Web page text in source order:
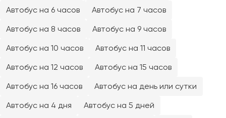
Автобус на 6 часов
Автобус на 7 часов
Автобус на 8 часов
Автобус на 9 часов
Автобус на 10 часов
Автобус на 11 часов
Автобус на 12 часов
Автобус на 15 часов
Автобус на 16 часов
Автобус на день или сутки
Автобус на 4 дня
Автобус на 5 дней
Челябинск
Чита
Ярославль